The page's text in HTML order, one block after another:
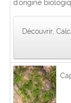
d'origine
Découvrir,